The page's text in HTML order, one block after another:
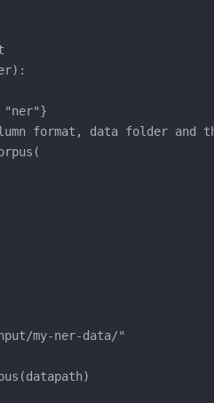
"ner"}
format, data folder and
my-ner-data/"